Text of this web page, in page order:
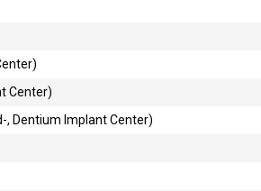
Center)
, Dentium Implant Center)